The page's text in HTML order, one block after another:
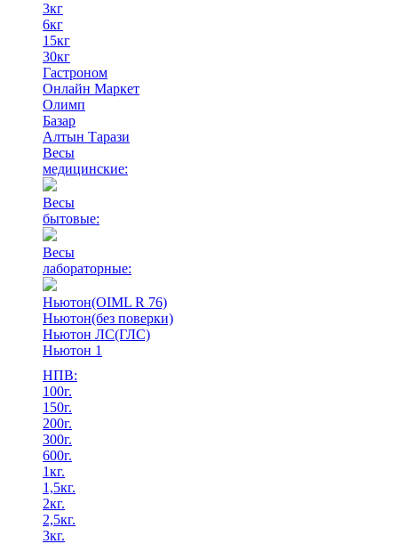
3кг
6кг
15кг
30кг
Гастроном
Онлайн Маркет
Олимп
Базар
Алтын Тарази
Весы
медицинские:
Весы
бытовые:
Весы
лабораторные:
Ньютон(OIML R 76)
Ньютон(без поверки)
Ньютон ЛС(ГЛС)
Ньютон 1
НПВ:
100г.
150г.
200г.
300г.
600г.
1кг.
1,5кг.
2кг.
2,5кг.
3кг.